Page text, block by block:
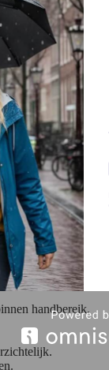
Gemaakt van
toevoeging aan elk
voor een
dat bijdraagt aan een
bij diverse
overzichtelijk
handbereik.